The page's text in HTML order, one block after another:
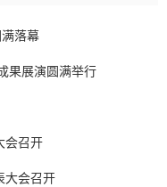
落幕
果展演圆满举行
会召开
大会召开